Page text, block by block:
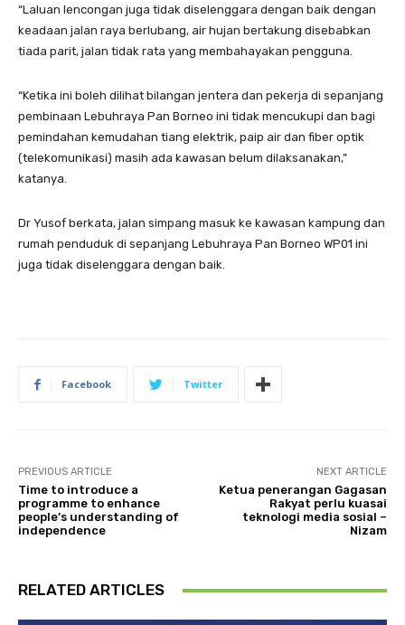
“Laluan lencongan juga tidak diselenggara dengan baik dengan
keadaan jalan raya berlubang, air hujan bertakung disebabkan
tiada parit, jalan tidak rata yang membahayakan pengguna.
“Ketika ini boleh dilihat bilangan jentera dan pekerja di sepanjang
pembinaan Lebuhraya Pan Borneo ini tidak mencukupi dan bagi
pemindahan kemudahan tiang elektrik, paip air dan fiber optik
(telekomunikasi) masih ada kawasan belum dilaksanakan,”
katanya.
Dr Yusof berkata, jalan simpang masuk ke kawasan kampung dan
rumah penduduk di sepanjang Lebuhraya Pan Borneo WP01 ini
juga tidak diselenggara dengan baik.
Facebook Twitter
PREVIOUS ARTICLE
Time to introduce a
programme to enhance
people’s understanding of
independence
NEXT ARTICLE
Ketua penerangan Gagasan
Rakyat perlu kuasai
teknologi media sosial –
Nizam
RELATED ARTICLES